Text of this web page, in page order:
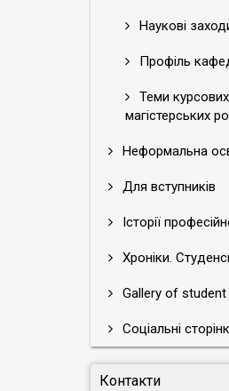
Наукові
Профіль
Теми
магістерських
Неформальна
Для вступників
Історії
Хроніки.
Gallery of
Соціальні
Контакти